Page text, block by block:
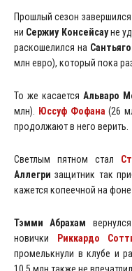
Прошлый сезон
ни Сержиу Консейсауне
раскошелился на
млн евро), который пока
То же касается Альваро
млн). Юссуф Фофана (26
продолжают в него верить.
Светлым пятном стал
Аллегри защитник так
кажется копеечной на
Тэмми Абрахам
новички
Риккардо
промелькнули в клубе и